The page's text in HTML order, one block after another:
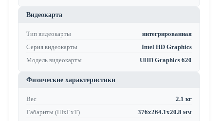
Видеокарта
Тип видеокарты
интегрированная
Серия видеокарты
Intel HD Graphics
Модель видеокарты
UHD Graphics 620
Физические характеристики
Вес
2.1 кг
Габариты (ШхГхТ)
376x264.1x20.8 мм